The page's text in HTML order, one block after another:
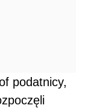
podatnicy,